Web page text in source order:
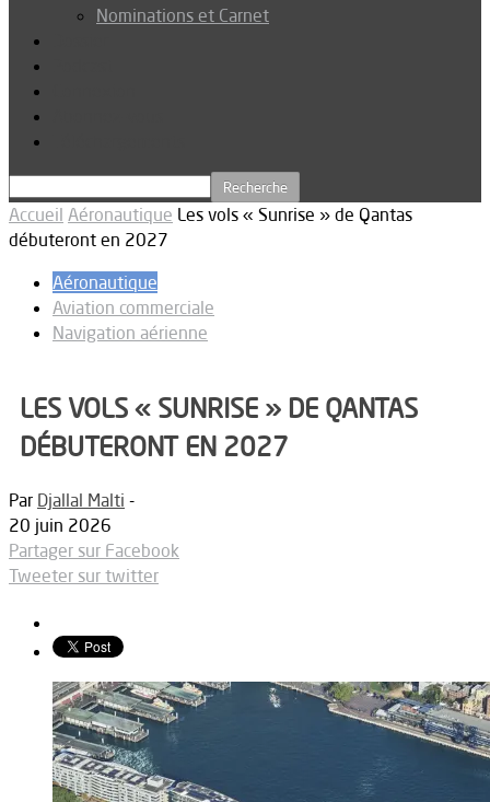
Nominations et Carnet
Accueil Aéronautique Les vols « Sunrise » de Qantas
débuteront en 2027
Aéronautique
Aviation commerciale
Navigation aérienne
LES VOLS « SUNRISE » DE QANTAS
DÉBUTERONT EN 2027
Par Djallal Malti -
20 juin 2026
Partager sur Facebook
Tweeter sur twitter